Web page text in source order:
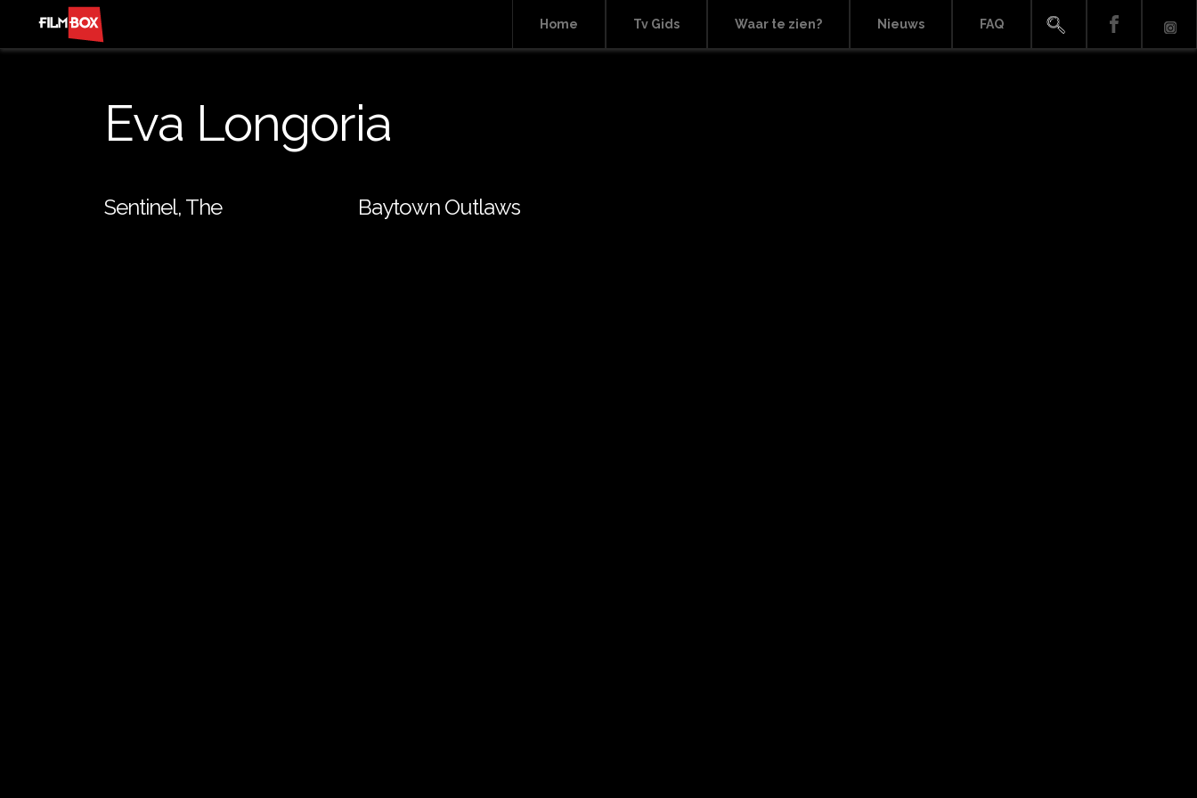
Home Tv Gids Waar te zien? Nieuws FAQ
Eva Longoria
Sentinel, The Baytown Outlaws